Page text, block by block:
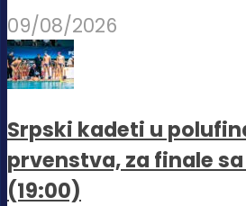
09/08/2026
Srpski kadeti u
prvenstva, za finale
(19:00)